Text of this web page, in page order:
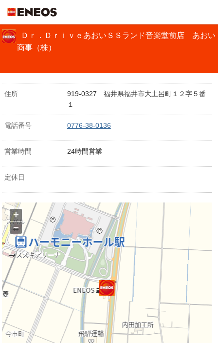
Ｄｒ．ＤｒｉｖｅあおいＳＳランド音楽堂前店 あおい
商事（株）
住所
919-0327 福井県福井市大土呂町１２字５番
１
電話番号 0776-38-0136
営業時間 24時間営業
定休日
+
−